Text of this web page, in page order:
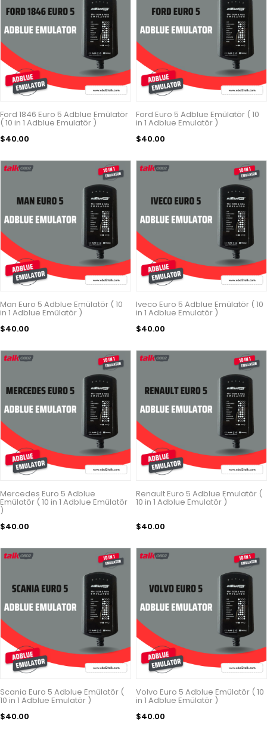
Ford 1846 Euro 5 Adblue Emülatör
( 10 in 1 Adblue Emulatör )
$40.00
Ford Euro 5 Adblue Emülatör ( 10
in 1 Adblue Emulatör )
$40.00
Man Euro 5 Adblue Emülatör ( 10
in 1 Adblue Emülatör )
$40.00
Iveco Euro 5 Adblue Emülatör ( 10
in 1 Adblue Emulatör )
$40.00
Mercedes Euro 5 Adblue
Emülatör ( 10 in 1 Adblue Emülatör
)
$40.00
Renault Euro 5 Adblue Emulatör (
10 in 1 Adblue Emulatör )
$40.00
Scania Euro 5 Adblue Emülatör (
10 in 1 Adblue Emulatör )
$40.00
Volvo Euro 5 Adblue Emülatör ( 10
in 1 Adblue Emülatör )
$40.00